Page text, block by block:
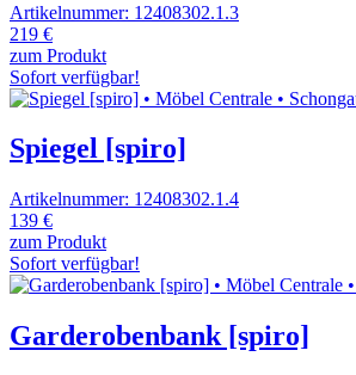
Artikelnummer: 12408302.1.3
219 €
zum Produkt
Sofort verfügbar!
Spiegel [spiro]
Artikelnummer: 12408302.1.4
139 €
zum Produkt
Sofort verfügbar!
Garderobenbank [spiro]